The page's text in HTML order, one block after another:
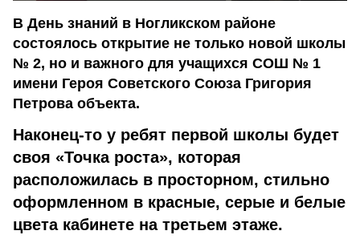
В День знаний в Ногликском районе
состоялось открытие не только новой школы
№ 2, но и важного для учащихся СОШ № 1
имени Героя Советского Союза Григория
Петрова объекта.
Наконец-то у ребят первой школы будет
своя «Точка роста», которая
расположилась в просторном, стильно
оформленном в красные, серые и белые
цвета кабинете на третьем этаже.